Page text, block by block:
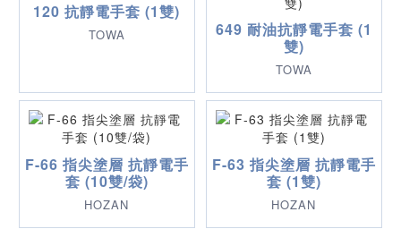
120 抗靜電手套 (1雙)
TOWA
649 耐油抗靜電手套 (1
雙)
TOWA
F-66 指尖塗層 抗靜電手
套 (10雙/袋)
HOZAN
F-63 指尖塗層 抗靜電手
套 (1雙)
HOZAN